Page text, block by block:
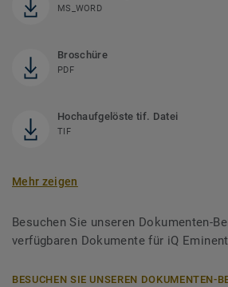
MS_WORD
Broschüre
PDF
Hochaufgelöste tif. Datei
TIF
Mehr zeigen
Besuchen Sie unseren Dokumenten-
verfügbaren Dokumente für iQ
BESUCHEN SIE UNSEREN DOKUMENTEN-